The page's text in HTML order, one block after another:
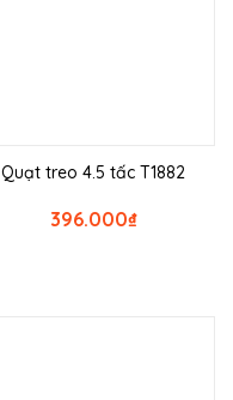
Quạt treo 4.5 tấc T1882
₫
396.000